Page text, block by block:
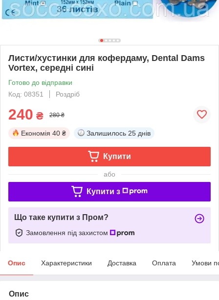
Листи/хустинки для кофердаму, Dental Dams
Vortex, середні сині
Готово до відправки
Код: 08351
Роздріб
240 ₴ 280 ₴
Економія 40 ₴ Залишилось 25 днів
Купити
або
Купити з
Що таке купити з Пром?
Замовлення під захистом
Опис Характеристики Доставка Оплата Умови
Опис